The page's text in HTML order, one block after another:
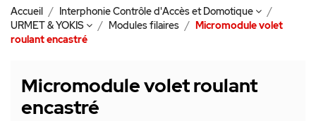
Accueil
Interphonie Contrôle d'Accès et Domotique
URMET & YOKIS
Modules filaires
Micromodule volet
roulant encastré
Micromodule volet roulant
encastré